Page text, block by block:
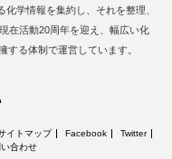
学情報を集約し、それを整理、
在活動20周年を迎え、幅広い化
する体制で運営しています。
イトマップ Facebook
Twitter
合わせ